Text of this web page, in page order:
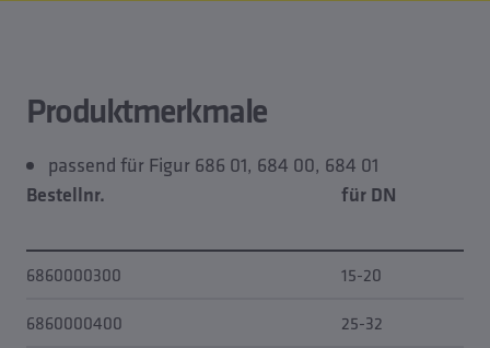
Ersatzteil von
Produktmerkmale
passend für Figur 686 01, 684 00, 684 01
Bestellnr.
für DN
6860000300 15-20
6860000400 25-32